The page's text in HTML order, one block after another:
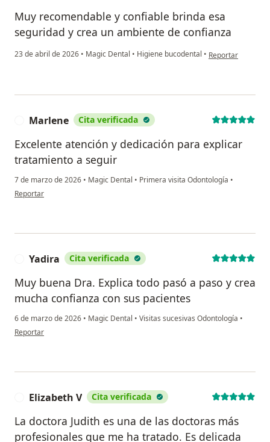
Muy recomendable y confiable brinda esa
seguridad y crea un ambiente de confianza
23 de abril de 2026 • Magic Dental • Higiene bucodental • en opinión del
Reportar
Marlene Cita verificada
Excelente atención y dedicación para explicar
tratamiento a seguir
7 de marzo de 2026 • Magic Dental • Primera visita Odontología •
en opinión del usuario Marlene
Reportar
Yadira Cita verificada
Muy buena Dra. Explica todo pasó a paso y crea
mucha confianza con sus pacientes
6 de marzo de 2026 • Magic Dental • Visitas sucesivas Odontología •
en opinión del usuario Yadira
Reportar
Elizabeth V Cita verificada
La doctora Judith es una de las doctoras más
profesionales que me ha tratado. Es delicada